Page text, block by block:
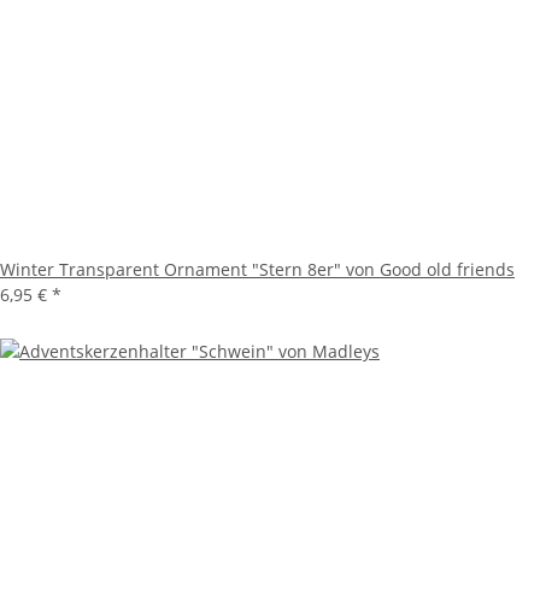
Winter Transparent Ornament "Stern 8er" von Good old friends
6,95 € *